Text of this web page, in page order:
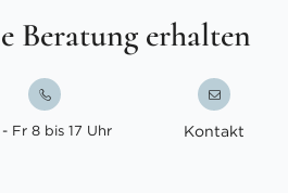
Beratung erhalten
- Fr 8 bis 17 Uhr Kontakt